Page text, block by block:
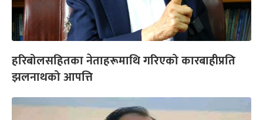
हरिबोलसहितका नेताहरूमाथि गरिएको कारबाहीप्रति
झलनाथको आपत्ति